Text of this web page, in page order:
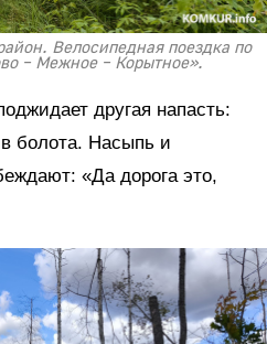
Велосипедная поездка по
– Межное – Корытное».
другая напасть:
болота. Насыпь и
«Да дорога это,